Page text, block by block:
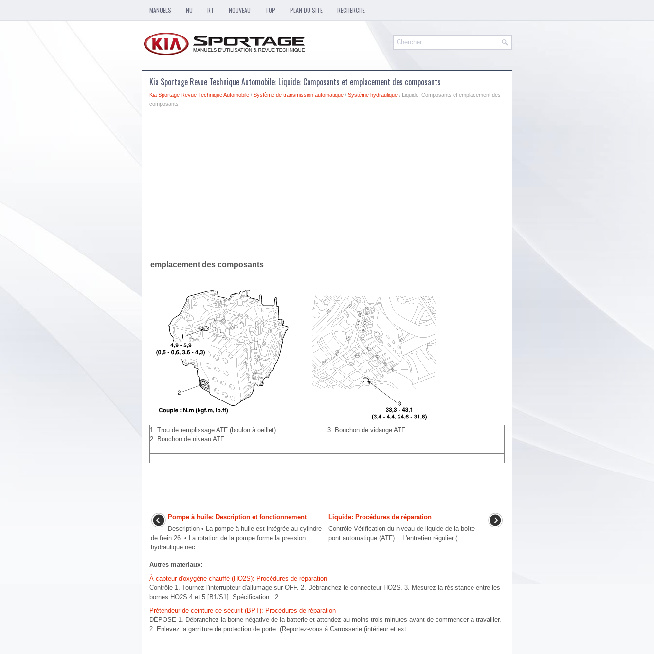
MANUELS NU RT NOUVEAU TOP PLAN DU SITE RECHERCHE
Kia Sportage Revue Technique Automobile: Liquide: Composants et emplacement des composants
Kia Sportage Revue Technique Automobile / Système de transmission automatique / Système hydraulique / Liquide: Composants et emplacement des
composants
emplacement des composants
1. Trou de remplissage ATF (boulon à oeillet)
2. Bouchon de niveau ATF
3. Bouchon de vidange ATF
Pompe à huile: Description et fonctionnement
Description • La pompe à huile est intégrée au cylindre
de frein 26. • La rotation de la pompe forme la pression
hydraulique néc ...
Liquide: Procédures de réparation
Contrôle Vérification du niveau de liquide de la boîte-
pont automatique (ATF) L'entretien régulier ( ...
Autres materiaux:
À capteur d′oxygène chauffé (HO2S): Procédures de réparation
Contrôle 1. Tournez l′interrupteur d′allumage sur OFF. 2. Débranchez le connecteur HO2S. 3. Mesurez la résistance entre les
bornes HO2S 4 et 5 [B1/S1]. Spécification : 2 ...
Prétendeur de ceinture de sécurit (BPT): Procédures de réparation
DÉPOSE 1. Débranchez la borne négative de la batterie et attendez au moins trois minutes avant de commencer à travailler.
2. Enlevez la garniture de protection de porte. (Reportez-vous à Carrosserie (intérieur et ext ...